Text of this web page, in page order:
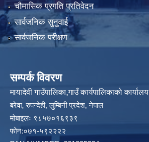
चौमासिक प्रगति प्रतिवेदन
सार्वजनिक सुनुवाई
सार्वजनिक परीक्षण
सम्पर्क विवरण
मायादेवी गाउँपालिका,गाउँ कार्यपालिकाको कार्यालय
बरेवा, रुपन्देही, लुम्बिनी प्रदेश, नेपाल
मोबाइलः ९८५७०१६९३९
फोन:०७१-५९२२२२